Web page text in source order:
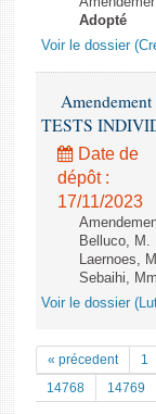
Adopté
Voir le dossier
TESTS
Date de
dépôt :
17/11/2023
Belluco, M.
Laernoes,
Sebaihi,
Voir le dossier
« précedent 1
14768
14769